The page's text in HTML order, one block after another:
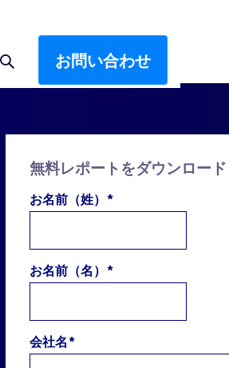
お問い合わせ
無料レポートをダウンロード
お名前（姓） *
お名前（名） *
会社名*